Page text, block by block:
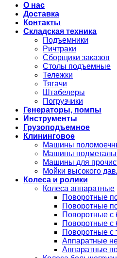
О нас
Доставка
Контакты
Складская техника
Подъемники
Ричтраки
Сборщики заказов
Столы подъемные
Тележки
Тягачи
Штабелеры
Погрузчики
Генераторы, помпы
Инструменты
Грузоподъемное
Клининговое
Машины
Машины
Машины для
Мойки высокого
Колеса и ролики
Колеса аппаратные
Поворотные
Поворотные
Поворотные с
Поворотные с
Поворотные с
Аппаратные
Аппаратные